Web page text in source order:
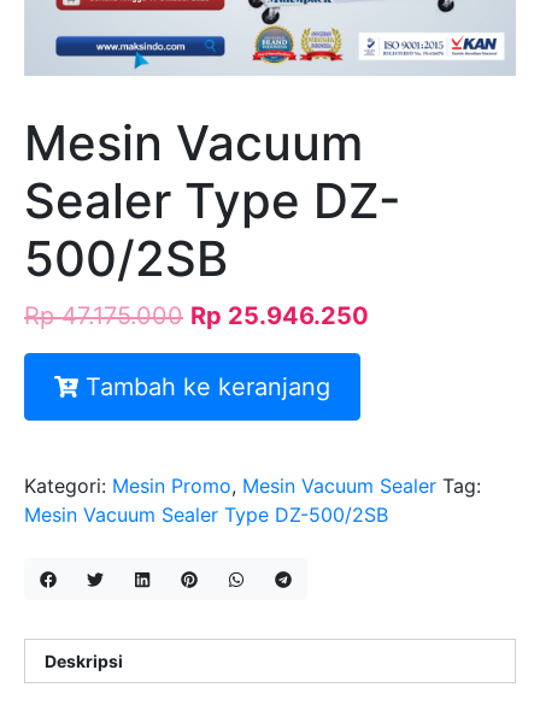
Mesin Vacuum
Sealer Type DZ-
500/2SB
Rp47.175.000 Rp 25.946.250
Tambah ke keranjang
Kategori: Mesin Promo, Mesin Vacuum Sealer Tag:
Mesin Vacuum Sealer Type DZ-500/2SB
Deskripsi